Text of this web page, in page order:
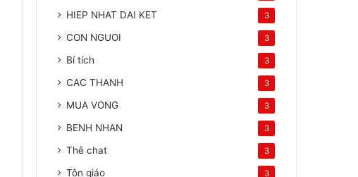
HIEP NHAT DAI KET 3
CON NGUOI 3
Bí tích 3
CAC THANH 3
MUA VONG 3
BENH NHAN 3
Thê chat 3
Tôn giáo 3